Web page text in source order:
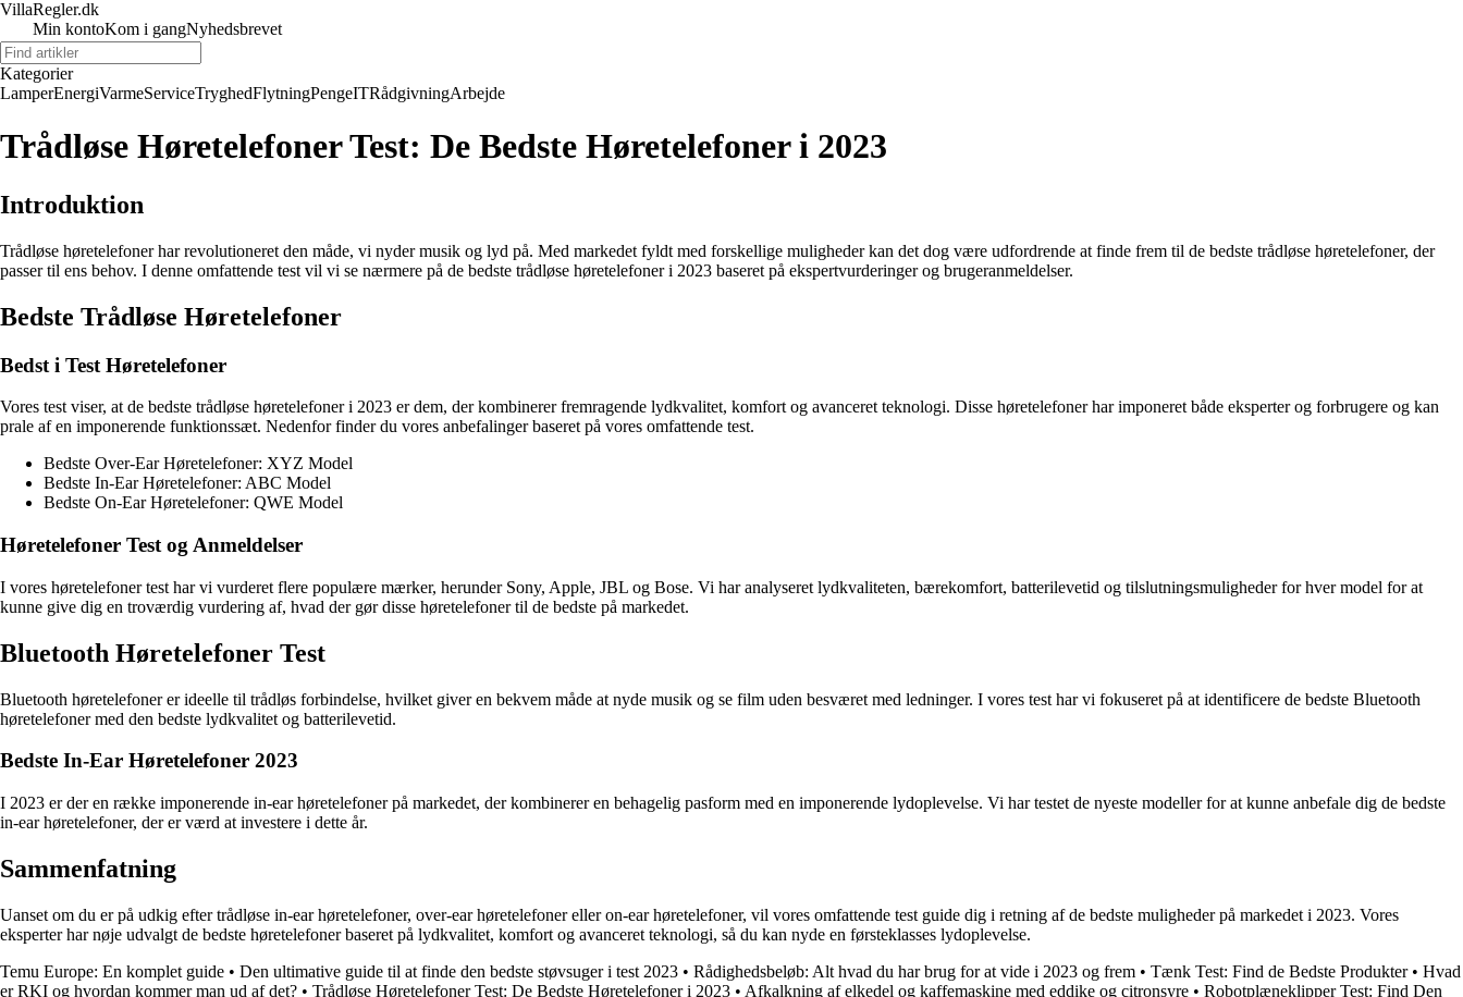
VillaRegler.dk
Min kontoKom i gangNyhedsbrevet
Kategorier
LamperEnergiVarmeServiceTryghedFlytningPengeITRådgivningArbejde
Trådløse Høretelefoner Test: De Bedste Høretelefoner i 2023
Introduktion
Trådløse høretelefoner har revolutioneret den måde, vi nyder musik og lyd på. Med markedet fyldt med forskellige muligheder kan det dog være udfordrende at finde frem til de bedste trådløse høretelefoner, der
passer til ens behov. I denne omfattende test vil vi se nærmere på de bedste trådløse høretelefoner i 2023 baseret på ekspertvurderinger og brugeranmeldelser.
Bedste Trådløse Høretelefoner
Bedst i Test Høretelefoner
Vores test viser, at de bedste trådløse høretelefoner i 2023 er dem, der kombinerer fremragende lydkvalitet, komfort og avanceret teknologi. Disse høretelefoner har imponeret både eksperter og forbrugere og kan
prale af en imponerende funktionssæt. Nedenfor finder du vores anbefalinger baseret på vores omfattende test.
Bedste Over-Ear Høretelefoner: XYZ Model
Bedste In-Ear Høretelefoner: ABC Model
Bedste On-Ear Høretelefoner: QWE Model
Høretelefoner Test og Anmeldelser
I vores høretelefoner test har vi vurderet flere populære mærker, herunder Sony, Apple, JBL og Bose. Vi har analyseret lydkvaliteten, bærekomfort, batterilevetid og tilslutningsmuligheder for hver model for at
kunne give dig en troværdig vurdering af, hvad der gør disse høretelefoner til de bedste på markedet.
Bluetooth Høretelefoner Test
Bluetooth høretelefoner er ideelle til trådløs forbindelse, hvilket giver en bekvem måde at nyde musik og se film uden besværet med ledninger. I vores test har vi fokuseret på at identificere de bedste Bluetooth
høretelefoner med den bedste lydkvalitet og batterilevetid.
Bedste In-Ear Høretelefoner 2023
I 2023 er der en række imponerende in-ear høretelefoner på markedet, der kombinerer en behagelig pasform med en imponerende lydoplevelse. Vi har testet de nyeste modeller for at kunne anbefale dig de bedste
in-ear høretelefoner, der er værd at investere i dette år.
Sammenfatning
Uanset om du er på udkig efter trådløse in-ear høretelefoner, over-ear høretelefoner eller on-ear høretelefoner, vil vores omfattende test guide dig i retning af de bedste muligheder på markedet i 2023. Vores
eksperter har nøje udvalgt de bedste høretelefoner baseret på lydkvalitet, komfort og avanceret teknologi, så du kan nyde en førsteklasses lydoplevelse.
Temu Europe: En komplet guide • Den ultimative guide til at finde den bedste støvsuger i test 2023 • Rådighedsbeløb: Alt hvad du har brug for at vide i 2023 og frem • Tænk Test: Find de Bedste Produkter• Hvad
er RKI og hvordan kommer man ud af det? • Trådløse Høretelefoner Test: De Bedste Høretelefoner i 2023 • Afkalkning af elkedel og kaffemaskine med eddike og citronsyre • Robotplæneklipper Test: Find Den